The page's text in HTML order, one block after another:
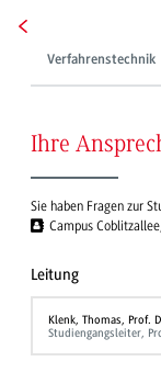
Verfahrenstechnik
Ihre
Sie haben Fragen zur
Campus
Leitung
Klenk, Thomas, Prof.
Studiengangsleiter,